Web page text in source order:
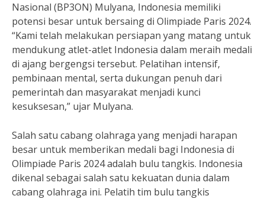
Nasional (BP3ON) Mulyana, Indonesia memiliki
potensi besar untuk bersaing di Olimpiade Paris 2024.
“Kami telah melakukan persiapan yang matang untuk
mendukung atlet-atlet Indonesia dalam meraih medali
di ajang bergengsi tersebut. Pelatihan intensif,
pembinaan mental, serta dukungan penuh dari
pemerintah dan masyarakat menjadi kunci
kesuksesan,” ujar Mulyana.
Salah satu cabang olahraga yang menjadi harapan
besar untuk memberikan medali bagi Indonesia di
Olimpiade Paris 2024 adalah bulu tangkis. Indonesia
dikenal sebagai salah satu kekuatan dunia dalam
cabang olahraga ini. Pelatih tim bulu tangkis